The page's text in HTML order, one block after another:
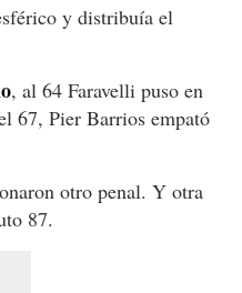
y distribuía el
, al 64 Faravelli puso en
67, Pier Barrios empató
otro penal. Y otra
87.